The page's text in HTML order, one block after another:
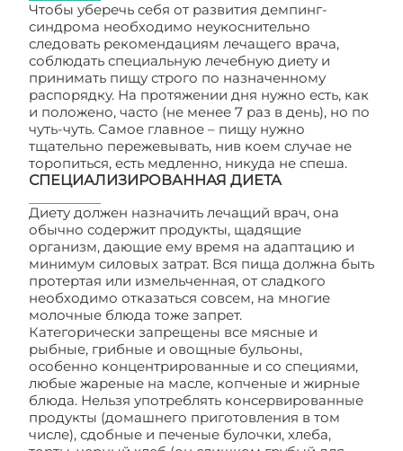
Чтобы уберечь себя от развития демпинг-
синдрома необходимо неукоснительно
следовать рекомендациям лечащего врача,
соблюдать специальную лечебную диету и
принимать пищу строго по назначенному
распорядку. На протяжении дня нужно есть, как
и положено, часто (не менее 7 раз в день), но по
чуть-чуть. Самое главное – пищу нужно
тщательно пережевывать, нив коем случае не
торопиться, есть медленно, никуда не спеша.
СПЕЦИАЛИЗИРОВАННАЯ ДИЕТА
Диету должен назначить лечащий врач, она
обычно содержит продукты, щадящие
организм, дающие ему время на адаптацию и
минимум силовых затрат. Вся пища должна быть
протертая или измельченная, от сладкого
необходимо отказаться совсем, на многие
молочные блюда тоже запрет.
Категорически запрещены все мясные и
рыбные, грибные и овощные бульоны,
особенно концентрированные и со специями,
любые жареные на масле, копченые и жирные
блюда. Нельзя употреблять консервированные
продукты (домашнего приготовления в том
числе), сдобные и печеные булочки, хлеба,